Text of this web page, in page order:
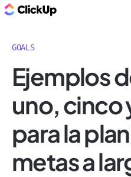
GOALS
Ejemplos
uno, cinco
para la
metas a